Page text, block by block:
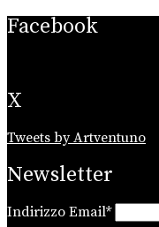
Facebook
X
Tweets by Artventuno
Newsletter
Indirizzo Email*